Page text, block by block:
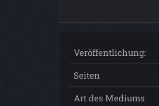
Veröffentlichung:
Seiten
Art des Mediums